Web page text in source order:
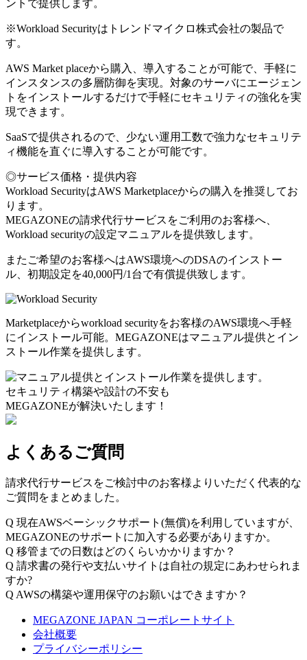
ントで提供します。
※Workload Securityはトレンドマイクロ株式会社の製品で
す。
AWS Market placeから購入、導入することが可能で、手軽に
インスタンスの多層防御を実現。対象のサーバにエージェン
トをインストールするだけで手軽にセキュリティの強化を実
現できます。
SaaSで提供されるので、少ない運用工数で強力なセキュリテ
ィ機能を直ぐに導入することが可能です。
◎サービス価格・提供内容
Workload SecurityはAWS Marketplaceからの購入を推奨してお
ります。
MEGAZONEの請求代行サービスをご利用のお客様へ、
Workload securityの設定マニュアルを提供致します。
またご希望のお客様へはAWS環境へのDSAのインストー
ル、初期設定を40,000円/1台で有償提供致します。
Marketplaceからworkload securityをお客様のAWS環境へ手軽
にインストール可能。MEGAZONEはマニュアル提供とイン
ストール作業を提供します。
セキュリティ構築や設計の不安も
MEGAZONEが解決いたします！
よくあるご質問
請求代行サービスをご検討中のお客様よりいただく代表的な
ご質問をまとめました。
Q 現在AWSベーシックサポート(無償)を利用していますが、
MEGAZONEのサポートに加入する必要がありますか。
Q 移管までの日数はどのくらいかかりますか？
Q 請求書の発行や支払いサイトは自社の規定にあわせられま
すか?
Q AWSの構築や運用保守のお願いはできますか？
MEGAZONE JAPAN コーポレートサイト
会社概要
プライバシーポリシー